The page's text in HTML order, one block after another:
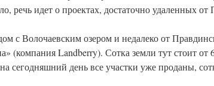
речь идет о проектах, достаточно удаленных
с Волочаевским озером и недалеко от
(компания Landberry). Сотка земли тут стоит
сегодняшний день все участки уже проданы,